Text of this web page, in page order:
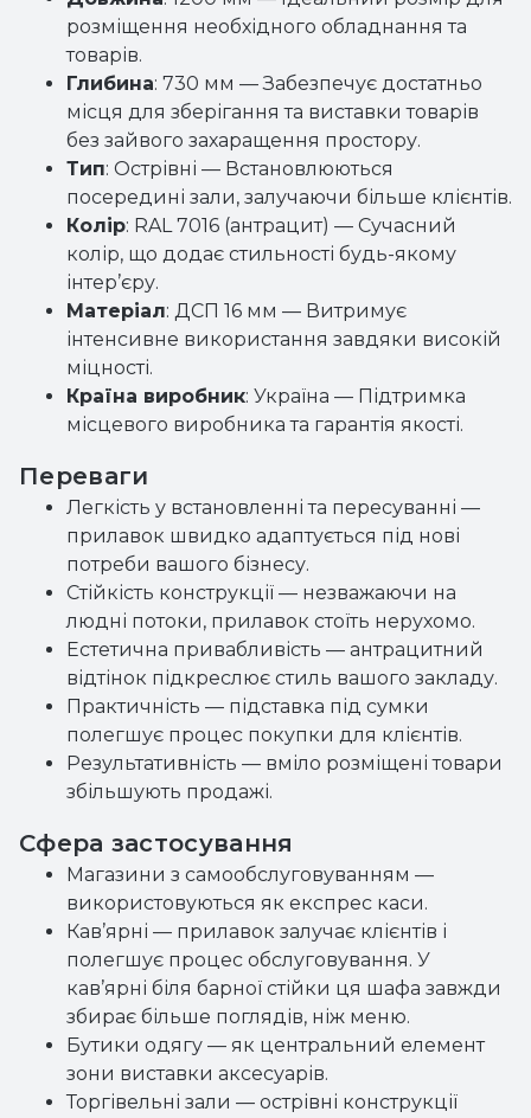
розміщення необхідного обладнання та
товарів.
Глибина: 730 мм — Забезпечує достатньо
місця для зберігання та виставки товарів
без зайвого захаращення простору.
Тип: Острівні — Встановлюються
посередині зали, залучаючи більше клієнтів.
Колір: RAL 7016 (антрацит) — Сучасний
колір, що додає стильності будь-якому
інтер’єру.
Матеріал: ДСП 16 мм — Витримує
інтенсивне використання завдяки високій
міцності.
Країна виробник: Україна — Підтримка
місцевого виробника та гарантія якості.
Переваги
Легкість у встановленні та пересуванні —
прилавок швидко адаптується під нові
потреби вашого бізнесу.
Стійкість конструкції — незважаючи на
людні потоки, прилавок стоїть нерухомо.
Естетична привабливість — антрацитний
відтінок підкреслює стиль вашого закладу.
Практичність — підставка під сумки
полегшує процес покупки для клієнтів.
Результативність — вміло розміщені товари
збільшують продажі.
Сфера застосування
Магазини з самообслуговуванням —
використовуються як експрес каси.
Кав’ярні — прилавок залучає клієнтів і
полегшує процес обслуговування. У
кав’ярні біля барної стійки ця шафа завжди
збирає більше поглядів, ніж меню.
Бутики одягу — як центральний елемент
зони виставки аксесуарів.
Торгівельні зали — острівні конструкції